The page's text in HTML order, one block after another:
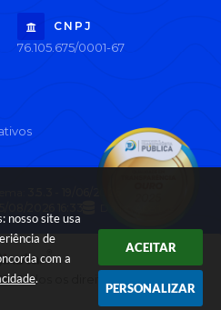
nosso site usa
de
com a
.
ACEITAR
PERSONALIZAR
CNPJ
76.105.675/0001-67
Todos os direitos reservados -